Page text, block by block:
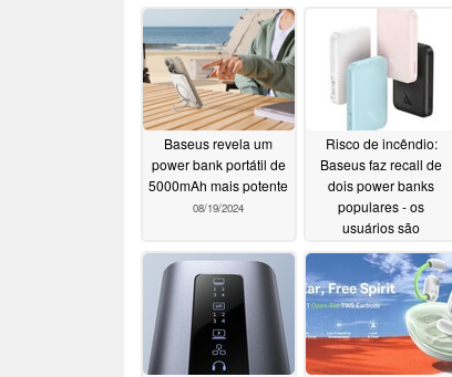
Baseus revela um
power bank portátil de
5000mAh mais potente
08/19/2024
Risco de incêndio:
Baseus faz recall de
dois power banks
populares - os
usuários são
imediatamente
07/13/2024